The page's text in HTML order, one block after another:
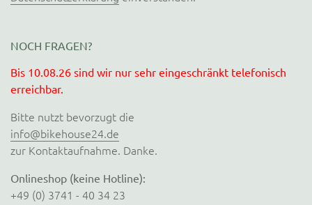
NOCH FRAGEN?
Bis 10.08.26 sind wir nur sehr eingeschränkt telefonisch
erreichbar.
Bitte nutzt bevorzugt die
info@bikehouse24.de
zur Kontaktaufnahme. Danke.
Onlineshop (keine Hotline):
+49 (0) 3741 - 40 34 23